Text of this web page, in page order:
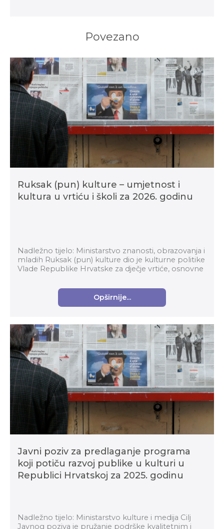
Povezano
Ruksak (pun) kulture – umjetnost i
kultura u vrtiću i školi za 2026. godinu
Nadležno tijelo: Ministarstvo znanosti, obrazovanja i
mladih Ruksak (pun) kulture dio je kulturne politike
Vlade Republike Hrvatske za dječje vrtiće, osnovne
Opširnije...
Javni poziv za predlaganje programa
koji potiču razvoj publike u kulturi u
Republici Hrvatskoj za 2025. godinu
Nadležno tijelo: Ministarstvo kulture i medija Cilj
Javnog poziva je pružanje podrške kvalitetnim i